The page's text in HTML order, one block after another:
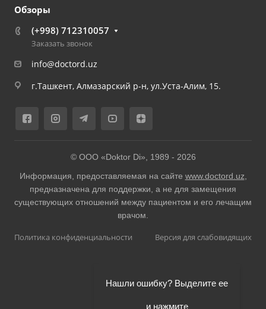
Обзоры
(+998) 712310057
Заказать звонок
info@doctord.uz
г.Ташкент, Алмазарский р-н, ул.Уста-Алим, 15.
© ООО «Doktor Di», 1989 - 2026
Информация, предоставляемая на сайте www.doctord.uz
предназначена для поддержки, а не для замещения
существующих отношений между пациентом и его лечащим
врачом.
Политика конфиденциальности Версия для слабовидящих
Нашли ошибку? Выделите ее
и нажмите